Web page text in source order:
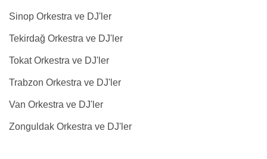
Sinop Orkestra ve DJ'ler
Tekirdağ Orkestra ve DJ'ler
Tokat Orkestra ve DJ'ler
Trabzon Orkestra ve DJ'ler
Van Orkestra ve DJ'ler
Zonguldak Orkestra ve DJ'ler